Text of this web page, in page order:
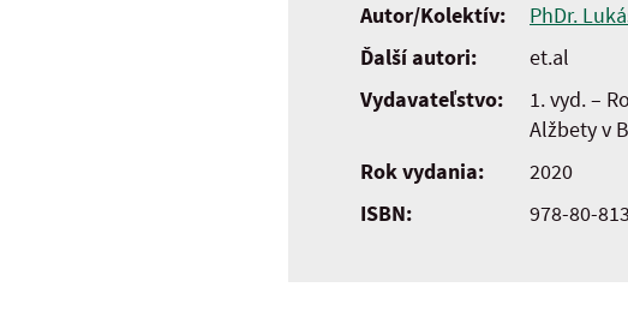
Autor/Kolektív:
PhDr.
Ďalší autori:
et.al
Vydavateľstvo:
1. vyd. –
Alžbety v
Rok vydania:
2020
ISBN:
978-80-